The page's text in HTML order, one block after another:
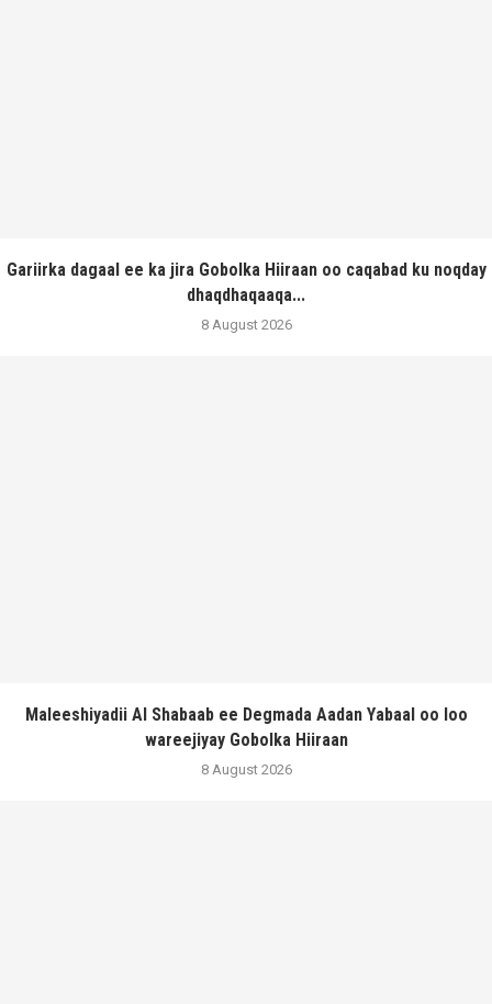
Gariirka dagaal ee ka jira Gobolka Hiiraan oo caqabad ku noqday
dhaqdhaqaaqa...
8 August 2026
Maleeshiyadii Al Shabaab ee Degmada Aadan Yabaal oo loo
wareejiyay Gobolka Hiiraan
8 August 2026